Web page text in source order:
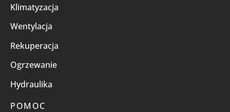
Klimatyzacja
Wentylacja
Rekuperacja
Ogrzewanie
Hydraulika
POMOC